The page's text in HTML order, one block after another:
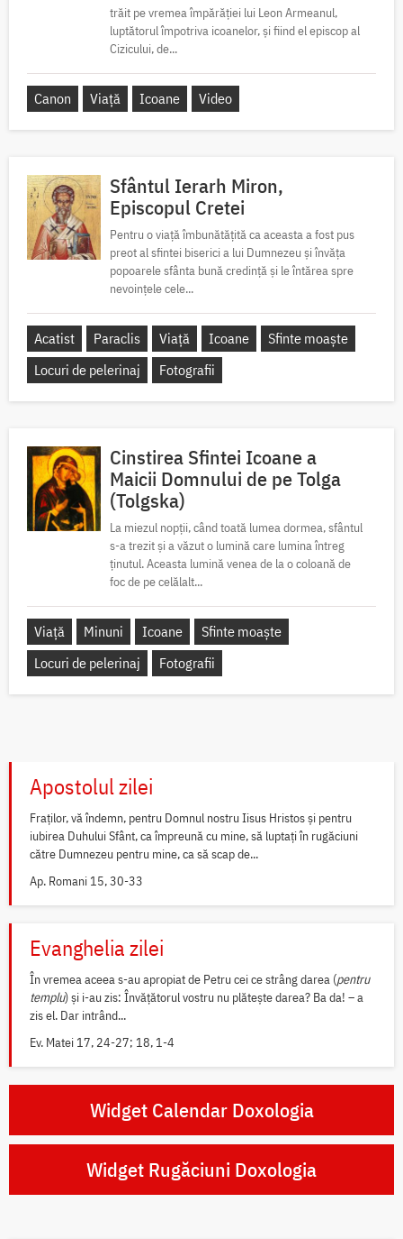
trăit pe vremea împărăției lui Leon Armeanul,
luptătorul împotriva icoanelor, și fiind el episcop al
Cizicului, de...
Canon Viață Icoane Video
Sfântul Ierarh Miron,
Episcopul Cretei
Pentru o viață îmbunătățită ca aceasta a fost pus
preot al sfintei biserici a lui Dumnezeu și învăța
popoarele sfânta bună credință și le întărea spre
nevoințele cele...
Acatist Paraclis Viață Icoane
Sfinte moaște
Locuri de pelerinaj
Fotografii
Cinstirea Sfintei Icoane a
Maicii Domnului de pe Tolga
(Tolgska)
La miezul nopții, când toată lumea dormea, sfântul
s-a trezit și a văzut o lumină care lumina întreg
ținutul. Aceasta lumină venea de la o coloană de
foc de pe celălalt...
Viață Minuni Icoane
Sfinte moaște
Locuri de pelerinaj
Fotografii
Apostolul zilei
Fraților, vă îndemn, pentru Domnul nostru Iisus Hristos și pentru
iubirea Duhului Sfânt, ca împreună cu mine, să luptați în rugăciuni
către Dumnezeu pentru mine, ca să scap de...
Ap. Romani 15, 30-33
Evanghelia zilei
În vremea aceea s-au apropiat de Petru cei ce strâng darea (pentru
templu) și i-au zis: Învățătorul vostru nu plătește darea? Ba da! – a
zis el. Dar intrând...
Ev. Matei 17, 24-27; 18, 1-4
Widget Calendar Doxologia
Widget Rugăciuni Doxologia